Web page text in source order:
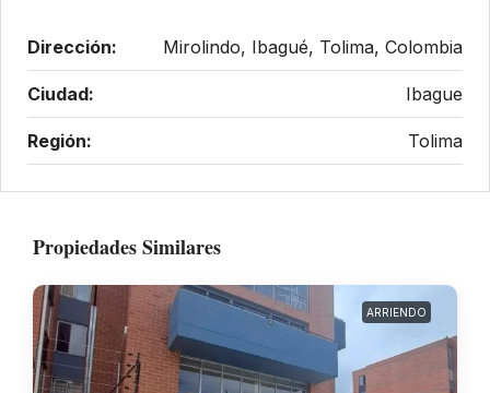
Dirección: Mirolindo, Ibagué, Tolima, Colombia
Ciudad: Ibague
Región: Tolima
Propiedades Similares
ARRIENDO